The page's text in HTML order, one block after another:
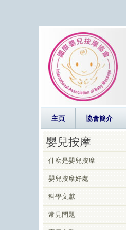
主頁 協會簡介
嬰兒按摩
什麼是嬰兒按摩
嬰兒按摩好處
科學文獻
常見問題